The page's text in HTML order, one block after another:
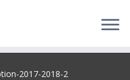
2017-2018-2